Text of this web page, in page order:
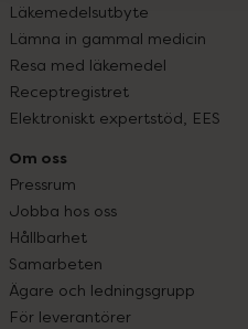
Läkemedelsutbyte
Lämna in gammal medicin
Resa med läkemedel
Receptregistret
Elektroniskt expertstöd, EES
Om oss
Pressrum
Jobba hos oss
Hållbarhet
Samarbeten
Ägare och ledningsgrupp
För leverantörer